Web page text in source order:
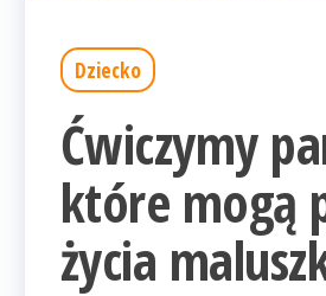
Dziecko
Ćwiczymy
które mogą
życia